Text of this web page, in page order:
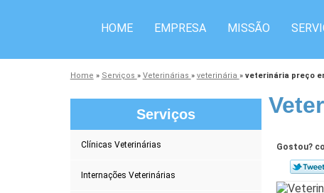
HOME EMPRESA MISSÃO
Home » Serviços » Veterinárias » veterinária » veterinária preço
Serviços
Clínicas Veterinárias
Internações Veterinárias
Gostou?